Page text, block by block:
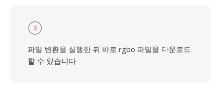
3
파일 변환을 실행한 뒤 바로 rgbo 파일을 다운로드
할 수 있습니다